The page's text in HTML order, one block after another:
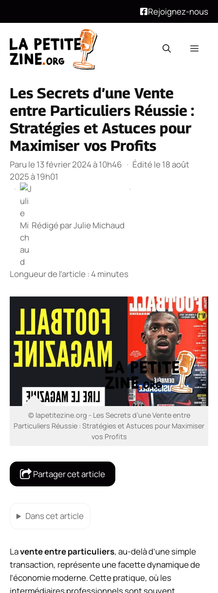
Rejoignez-nous
contenu
Les Secrets d’une Vente
entre Particuliers Réussie :
Stratégies et Astuces pour
Maximiser vos Profits
Paru le 13 février 2024 à 10h46 · Édité le 18 août
2025 à 19h01
·
Rédigé parJulie Michaud
·
Longueur de l’article : 4 minutes
© lapetitezine.org - Les Secrets d’une Vente entre
Particuliers Réussie : Stratégies et Astuces pour Maximiser
vos Profits
Partager cet article
Dans cet article
Lavente entre particuliers, au-delà d’une simple
transaction, représente une facette dynamique de
l’économie moderne. Cette pratique, où les